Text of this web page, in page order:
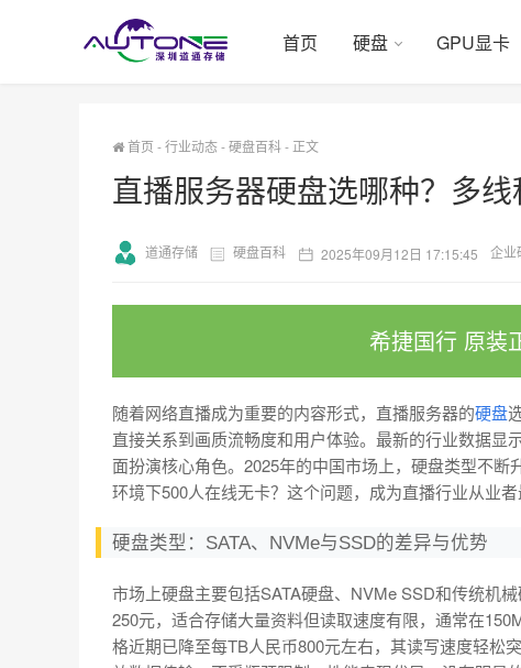
首页 硬盘 GPU显卡
首页 -行业动态-硬盘百科- 正文
直播服务器硬盘选哪种？多
道通存储 硬盘百科 2025年09月12日 17:15:45 企业
希捷国行 原装
随着网络直播成为重要的内容形式，直播服务器的硬盘
直接关系到画质流畅度和用户体验。最新的行业数据
面扮演核心角色。2025年的中国市场上，硬盘类型不
环境下500人在线无卡？这个问题，成为直播行业从业者
硬盘类型：SATA、NVMe与SSD的差异与优势
市场上硬盘主要包括SATA硬盘、NVMe SSD和传统机
250元，适合存储大量资料但读取速度有限，通常在
格近期已降至每TB人民币800元左右，其读写速度轻松